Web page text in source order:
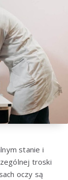
stanie i
troski
oczy są